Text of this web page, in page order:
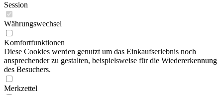
Session
Währungswechsel
Komfortfunktionen
Diese Cookies werden genutzt um das Einkaufserlebnis noch
ansprechender zu gestalten, beispielsweise für die Wiedererkennung
des Besuchers.
Merkzettel